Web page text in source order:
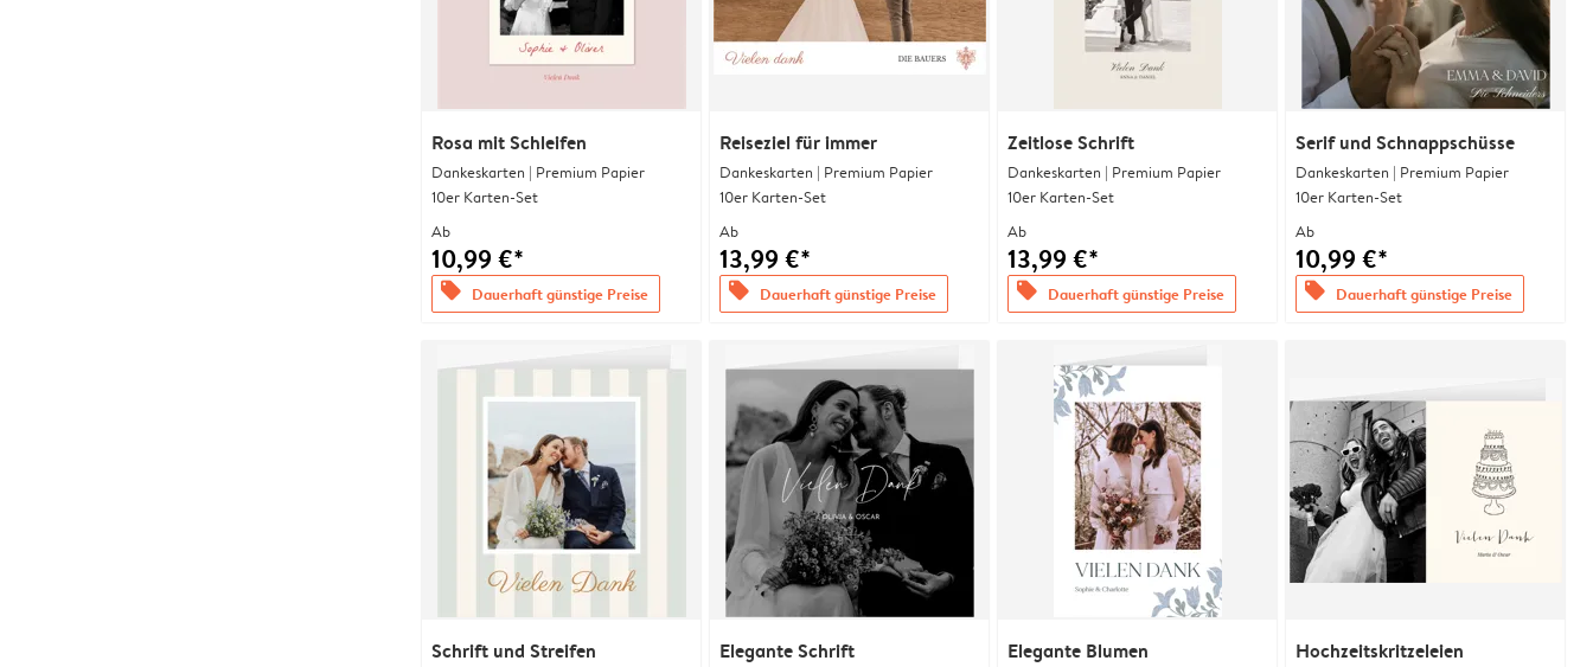
Rosa mit Schleifen
Dankeskarten | Premium Papier
10er Karten-Set
Ab
10,99 €*
offers Dauerhaft günstige Preise
Reiseziel für immer
Dankeskarten | Premium Papier
10er Karten-Set
Ab
13,99 €*
offers Dauerhaft günstige Preise
Zeitlose Schrift
Dankeskarten | Premium Papier
10er Karten-Set
Ab
13,99 €*
offers Dauerhaft günstige Preise
Serif und Schnappschüsse
Dankeskarten | Premium Papier
10er Karten-Set
Ab
10,99 €*
offers Dauerhaft günstige Preise
Schrift und Streifen Elegante Schrift Elegante Blumen Hochzeitskritzeleien